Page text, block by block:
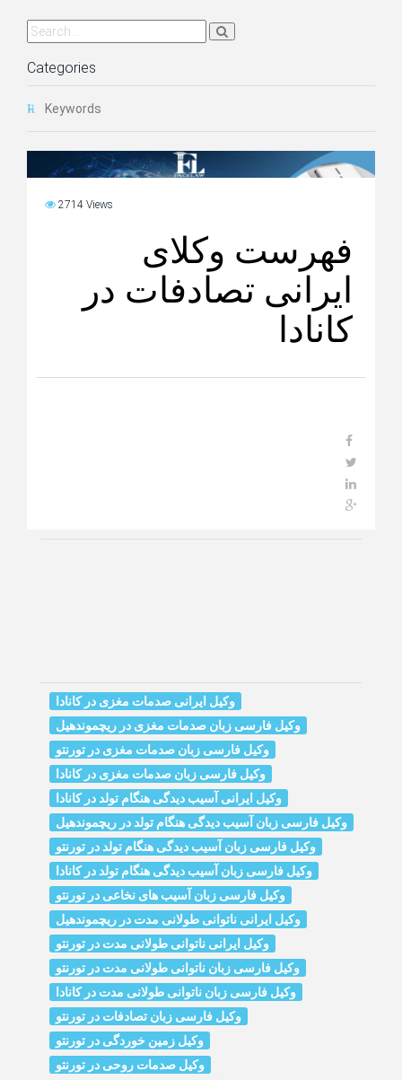
Categories
Keywords
2714 Views
فهرست وکلای
ایرانی تصادفات در
کانادا
وکیل ایرانی صدمات مغزی در کانادا
وکیل فارسی زبان صدمات مغزی در ریچموندهیل
وکیل فارسی زبان صدمات مغزی در تورنتو
وکیل فارسی زبان صدمات مغزی در کانادا
وکیل ایرانی آسیب دیدگی هنگام تولد در کانادا
وکیل فارسی زبان آسیب دیدگی هنگام تولد در ریچموندهیل
وکیل فارسی زبان آسیب دیدگی هنگام تولد در تورنتو
وکیل فارسی زبان آسیب دیدگی هنگام تولد در کانادا
وکیل فارسی زبان آسیب‌ های نخاعی در تورنتو
وکیل ایرانی ناتوانی طولانی مدت در ریچموندهیل
وکیل ایرانی ناتوانی طولانی مدت در تورنتو
وکیل فارسی زبان ناتوانی طولانی مدت در تورنتو
وکیل فارسی زبان ناتوانی طولانی مدت در کانادا
وکیل فارسی زبان تصادفات در تورنتو
وکیل زمین خوردگی در تورنتو
وکیل صدمات روحی در تورنتو